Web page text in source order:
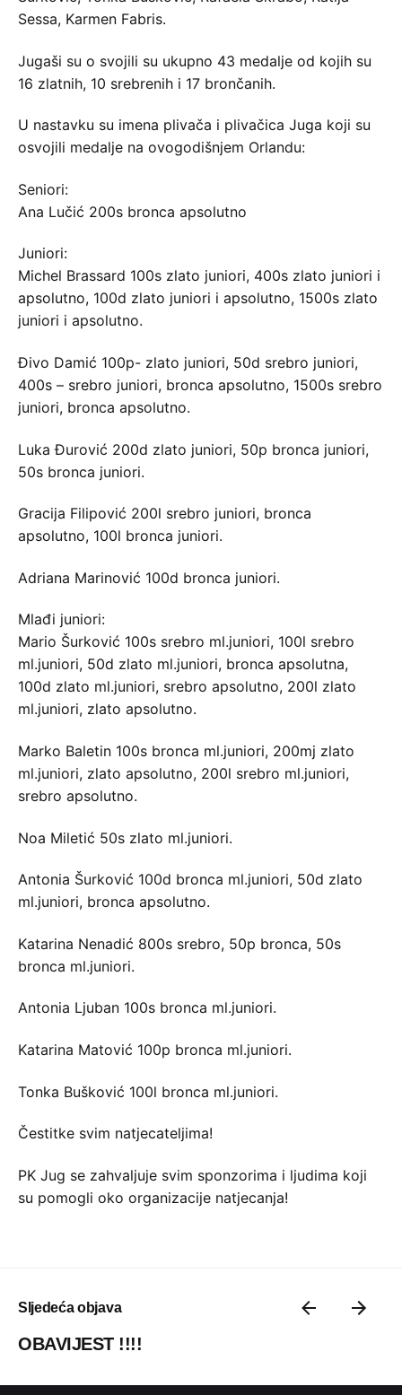
Sessa, Karmen Fabris.
Jugaši su o svojili su ukupno 43 medalje od kojih su
16 zlatnih, 10 srebrenih i 17 brončanih.
U nastavku su imena plivača i plivačica Juga koji su
osvojili medalje na ovogodišnjem Orlandu:
Seniori:
Ana Lučić 200s bronca apsolutno
Juniori:
Michel Brassard 100s zlato juniori, 400s zlato juniori i
apsolutno, 100d zlato juniori i apsolutno, 1500s zlato
juniori i apsolutno.
Đivo Damić 100p- zlato juniori, 50d srebro juniori,
400s – srebro juniori, bronca apsolutno, 1500s srebro
juniori, bronca apsolutno.
Luka Đurović 200d zlato juniori, 50p bronca juniori,
50s bronca juniori.
Gracija Filipović 200l srebro juniori, bronca
apsolutno, 100l bronca juniori.
Adriana Marinović 100d bronca juniori.
Mlađi juniori:
Mario Šurković 100s srebro ml.juniori, 100l srebro
ml.juniori, 50d zlato ml.juniori, bronca apsolutna,
100d zlato ml.juniori, srebro apsolutno, 200l zlato
ml.juniori, zlato apsolutno.
Marko Baletin 100s bronca ml.juniori, 200mj zlato
ml.juniori, zlato apsolutno, 200l srebro ml.juniori,
srebro apsolutno.
Noa Miletić 50s zlato ml.juniori.
Antonia Šurković 100d bronca ml.juniori, 50d zlato
ml.juniori, bronca apsolutno.
Katarina Nenadić 800s srebro, 50p bronca, 50s
bronca ml.juniori.
Antonia Ljuban 100s bronca ml.juniori.
Katarina Matović 100p bronca ml.juniori.
Tonka Bušković 100l bronca ml.juniori.
Čestitke svim natjecateljima!
PK Jug se zahvaljuje svim sponzorima i ljudima koji
su pomogli oko organizacije natjecanja!
Sljedeća objava
OBAVIJEST !!!!